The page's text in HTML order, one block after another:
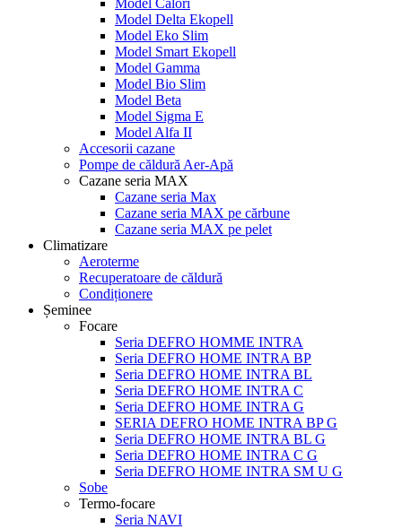
Model Delta Ekopell
Model Eko Slim
Model Smart Ekopell
Model Gamma
Model Bio Slim
Model Beta
Model Sigma E
Model Alfa II
Accesorii cazane
Pompe de căldură Aer-Apă
Cazane seria MAX
Cazane seria Max
Cazane seria MAX pe cărbune
Cazane seria MAX pe pelet
Climatizare
Aeroterme
Recuperatoare de căldură
Condiționere
Șeminee
Focare
Seria DEFRO HOMME INTRA
Seria DEFRO HOME INTRA BP
Seria DEFRO HOME INTRA BL
Seria DEFRO HOME INTRA C
Seria DEFRO HOME INTRA G
SERIA DEFRO HOME INTRA BP G
Seria DEFRO HOME INTRA BL G
Seria DEFRO HOME INTRA C G
Seria DEFRO HOME INTRA SM U G
Sobe
Termo-focare
Seria NAVI